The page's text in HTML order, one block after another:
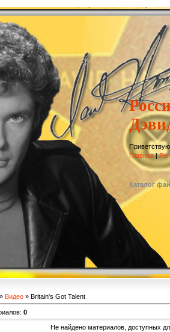
Главная|
Каталог
» Видео » Britain's Got Talent
: 0
Не найдено материалов, доступных